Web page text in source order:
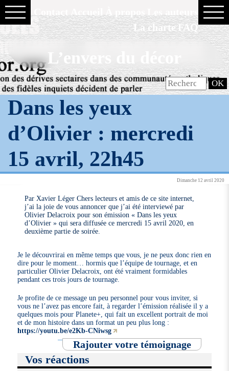
La charte FAQ
L’envers du décor
Dans les yeux
d’Olivier : mercredi
15 avril, 22h45
Dimanche 12 avril 2020
Par Xavier Léger Chers lecteurs et amis de ce site internet,
j’ai la joie de vous annoncer que j’ai été interviewé par
Olivier Delacroix pour son émission « Dans les yeux
d’Olivier » qui sera diffusée ce mercredi 15 avril 2020, en
deuxième partie de soirée.
Je le découvrirai en même temps que vous, je ne peux donc rien en
dire pour le moment… hormis que l’équipe de tournage, et en
particulier Olivier Delacroix, ont été vraiment formidables
pendant ces trois jours de tournage.
Je profite de ce message un peu personnel pour vous inviter, si
vous ne l’avez pas encore fait, à regarder l’émission réalisée il y a
quelques mois pour Planete+, qui fait un excellent portrait de moi
et de mon histoire dans un format un peu plus long :
https://youtu.be/e2Kb-CNiwsg
Rajouter votre témoignage
Vos réactions